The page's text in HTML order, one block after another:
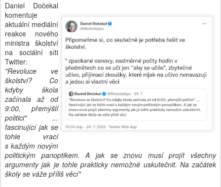
Daniel Dočekal
komentuje
aktuální mediální
reakce nového
ministra školství
na sociální síti
Twitter:
"Revoluce ve
školství? Co
kdyby škola
začínala až od
9:00, přemýšlí
politici" ...
fascinující jak se
tohle vrací
s každým novým
politickým panoptikem. A jak se znovu musí projít všechny
argumenty jak je tohle prakticky nemožné uskutečnit. Na začátek
školy se váže příliš věcí"